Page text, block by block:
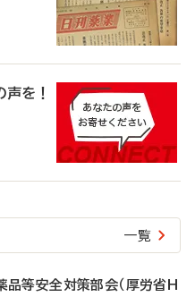
を！
一覧
等安全対策部会（厚労省H